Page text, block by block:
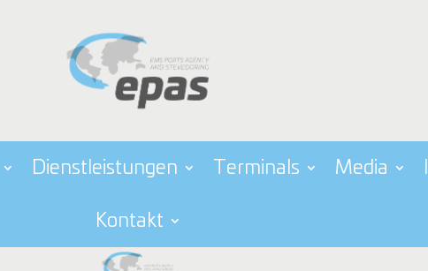
Dienstleistungen Terminals Media
Kontakt